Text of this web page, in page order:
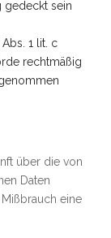
gedeckt sein
1 lit. c
rechtmäßig
über die von
Daten
eine